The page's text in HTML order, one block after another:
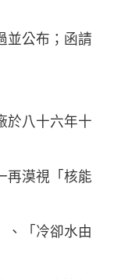
並公布；函請
八十六年十
再漠視「核能
、「冷卻水由